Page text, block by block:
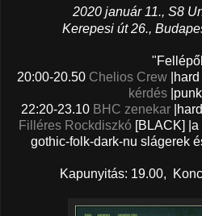
2020 január 11., S8
Kerepesi út 26.,
20:00-20.50 Chelios Crew|hard
kérdés
22:20-23.10 BHC zenekar
Filléres Rockdiszkó[BLACK] |a
gothic-folk-dark-nu slágerek
Kapunyitás: 19.00,